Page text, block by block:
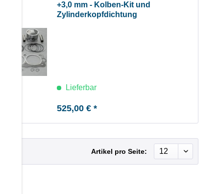
+3,0 mm - Kolben-Kit und
Zylinderkopfdichtung
Lieferbar
525,00 € *
Artikel pro Seite: